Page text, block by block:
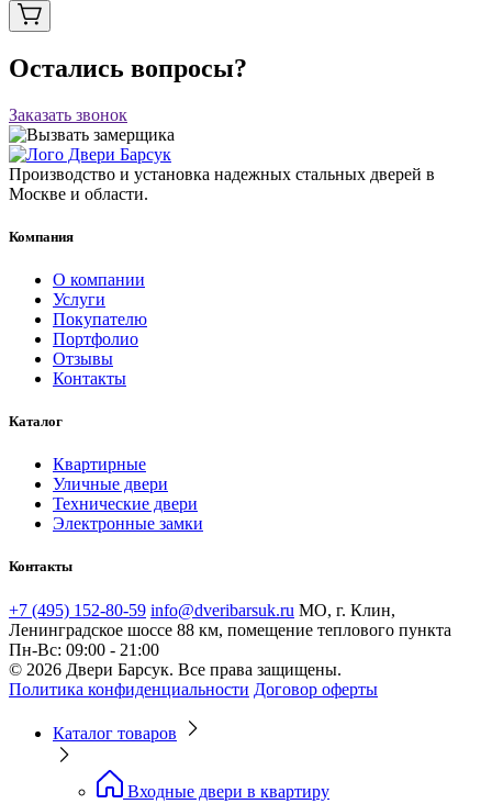
Остались вопросы?
Заказать звонок
Производство и установка надежных стальных дверей в
Москве и области.
Компания
О компании
Услуги
Покупателю
Портфолио
Отзывы
Контакты
Каталог
Квартирные
Уличные двери
Технические двери
Электронные замки
Контакты
+7 (495) 152-80-59 info@dveribarsuk.ru МО, г. Клин,
Ленинградское шоссе 88 км, помещение теплового пункта
Пн-Вс: 09:00 - 21:00
© 2026 Двери Барсук. Все права защищены.
Политика конфиденциальности Договор оферты
Каталог товаров
Входные двери в квартиру